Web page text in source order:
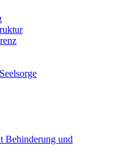
Behinderung und